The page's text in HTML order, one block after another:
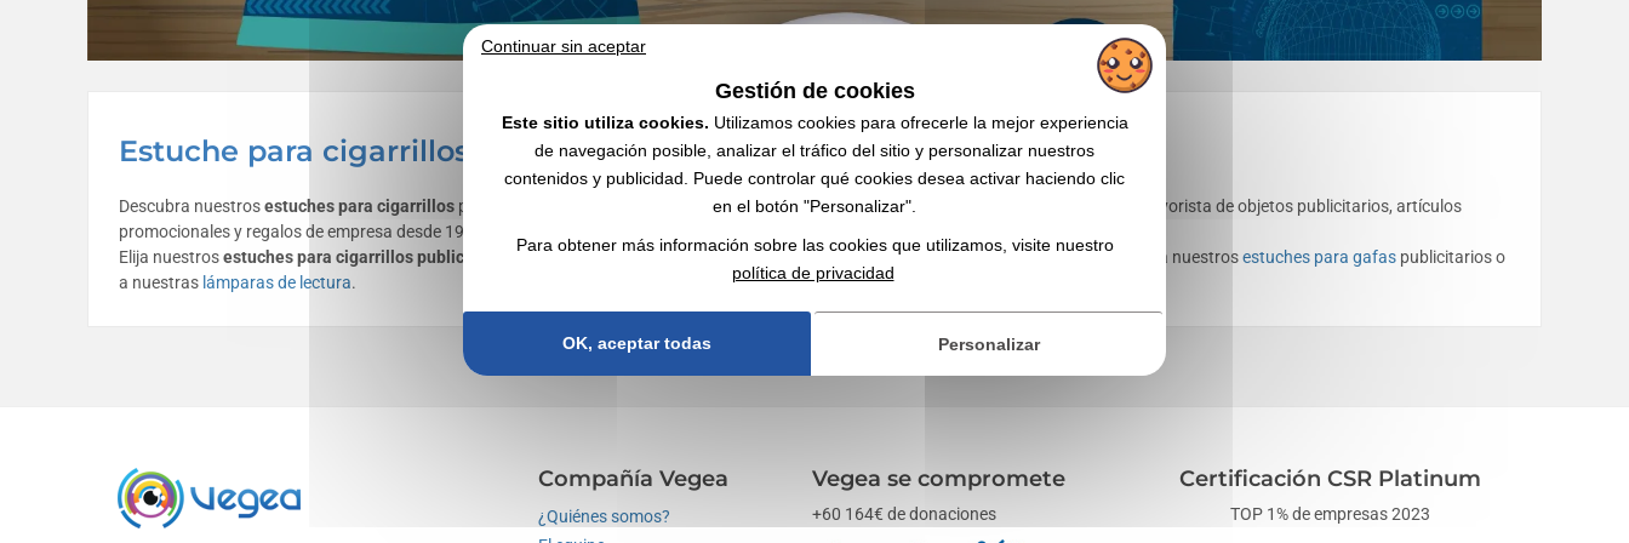
Estuche para cigarrillos personalizado con logo | Mayorista
Descubra nuestrosestuches para cigarrillos publicitarios, personalizables con su logo ✔️ Premios y artículos promocionales en stock ✔️ Mayorista de objetos publicitarios, artículos
promocionales y regalos de empresa desde 1998
Elija nuestrosestuches para cigarrillos publicitarios personalizadoscomo soportes de comunicación por objeto. Eche también un vistazo a nuestrosestuches para gafas publicitarios o
a nuestras lámparas de lectura.
Compañía Vegea
¿Quiénes somos?
Vegea se compromete
+60 164€ de donaciones
Certificación CSR Platinum
TOP 1% de empresas 2023
Continuar sin aceptar
Gestión de cookies
Este sitio utiliza cookies. Utilizamos cookies para ofrecerle la mejor experiencia
de navegación posible, analizar el tráfico del sitio y personalizar nuestros
contenidos y publicidad. Puede controlar qué cookies desea activar haciendo clic
en el botón "Personalizar".
Para obtener más información sobre las cookies que utilizamos, visite nuestro
política de privacidad
OK, aceptar todas Personalizar